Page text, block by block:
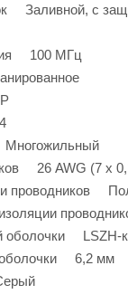
Заливной, с
100 МГц
26 AWG (7 x
проводников
оболочки LSZH-
оболочки 6,2 мм